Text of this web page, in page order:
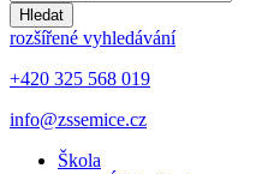
Hledat
rozšířené vyhledávání
+420 325 568 019
info@zssemice.cz
Škola